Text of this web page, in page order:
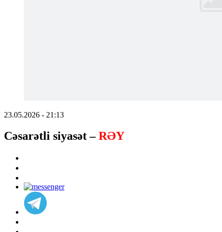
23.05.2026 - 21:13
Cəsarətli siyasət –RƏY